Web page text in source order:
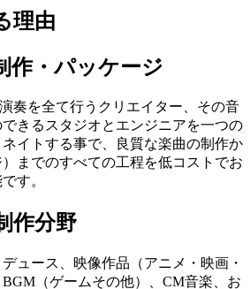
理由
作・パッケージ
奏を全て行うクリエイター、その音
きるスタジオとエンジニアを一つの
イトする事で、良質な楽曲の制作か
までのすべての工程を低コストでお
す。
作分野
ュース、映像作品（アニメ・映画・
（ゲームその他）、CM音楽、お